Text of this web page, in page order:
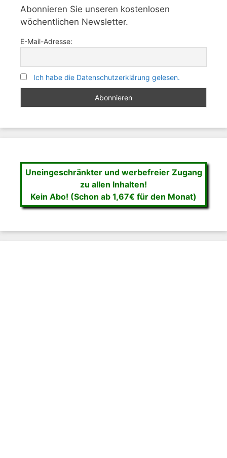
Abonnieren Sie unseren kostenlosen
wöchentlichen Newsletter.
E-Mail-Adresse:
Ich habe die Datenschutzerklärung gelesen.
Uneingeschränkter und werbefreier Zugang
zu allen Inhalten!
Kein Abo! (Schon ab 1,67€ für den Monat)